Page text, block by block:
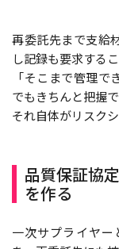
再委託先まで支給
し記録も要求する
「そこまで管理
でもきちんと把握
それ自体がリスクシ
品質保証協
を作る
一次サプライヤ